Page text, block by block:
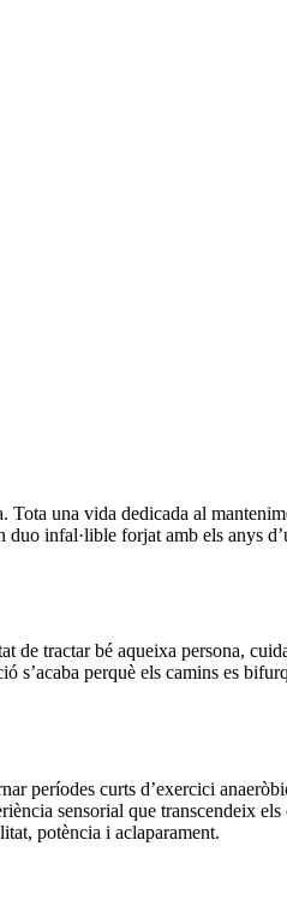
una vida dedicada al
duo infal·lible forjat amb els anys
tractar bé aqueixa persona,
s’acaba perquè els camins es
períodes curts d’exercici
sensorial que transcendeix els
potència i aclaparament.